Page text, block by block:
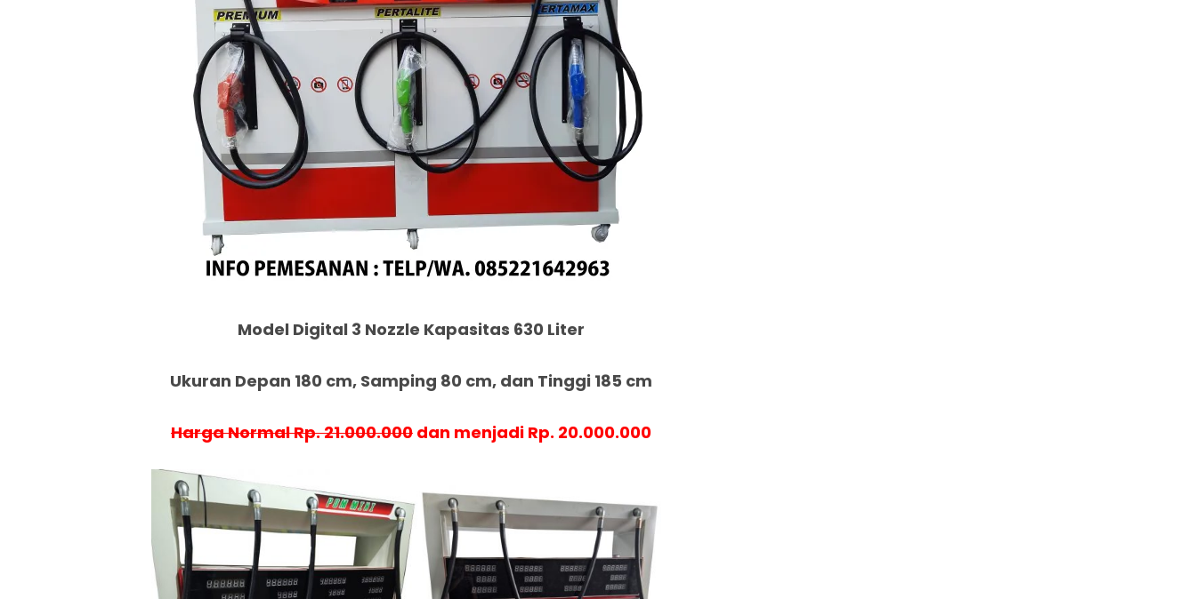
Model Digital 3 Nozzle Kapasitas 630 Liter
Ukuran Depan 180 cm, Samping 80 cm, dan Tinggi 185 cm
Harga Normal Rp. 21.000.000 dan menjadi Rp. 20.000.000